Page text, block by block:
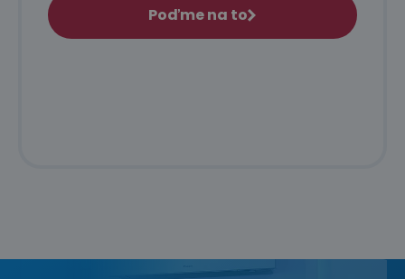
Poďme na to